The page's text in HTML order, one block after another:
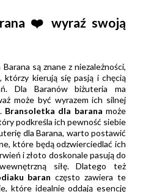
❤️wyraź swoją
są znane z niezależności,
kierują się pasją i chęcią
Dla Baranów biżuteria ma
może być wyrazem ich silnej
Bransoletka dla barana może
podkreśla ich pewność siebie
dla Barana, warto postawić
które będą odzwierciedlać ich
i złoto doskonale pasują do
siłę. Dlatego też
baran często zawiera te
które idealnie oddają esencję